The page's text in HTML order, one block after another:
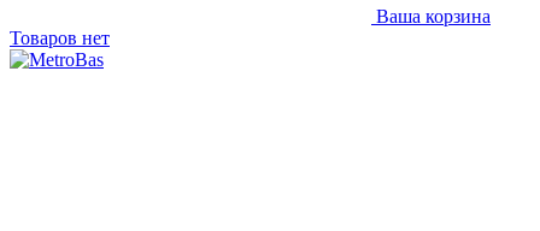
Ваша корзина
Товаров нет